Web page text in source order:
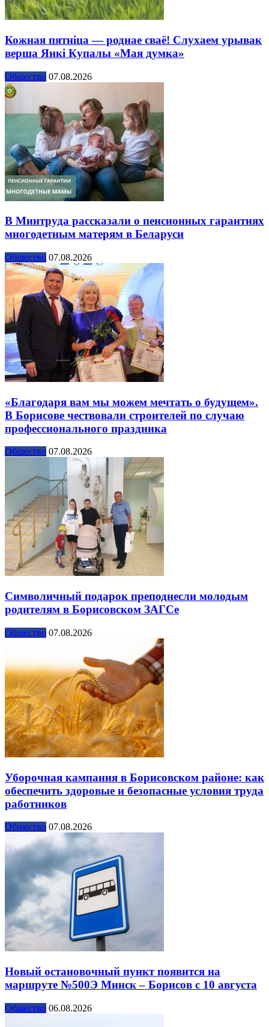
Кожная пятніца — роднае сваё! Слухаем урывак
верша Янкі Купалы «Мая думка»
Общество 07.08.2026
В Минтруда рассказали о пенсионных гарантиях
многодетным матерям в Беларуси
Общество 07.08.2026
«Благодаря вам мы можем мечтать о будущем».
В Борисове чествовали строителей по случаю
профессионального праздника
Общество 07.08.2026
Символичный подарок преподнесли молодым
родителям в Борисовском ЗАГСе
Общество 07.08.2026
Уборочная кампания в Борисовском районе: как
обеспечить здоровые и безопасные условия труда
работников
Общество 07.08.2026
Новый остановочный пункт появится на
маршруте №500Э Минск – Борисов с 10 августа
Общество 06.08.2026